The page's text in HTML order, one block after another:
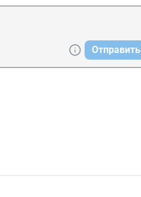
Отправить